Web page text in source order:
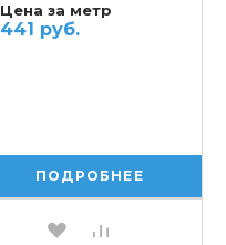
Цена за метр
441 руб.
ПОДРОБНЕЕ